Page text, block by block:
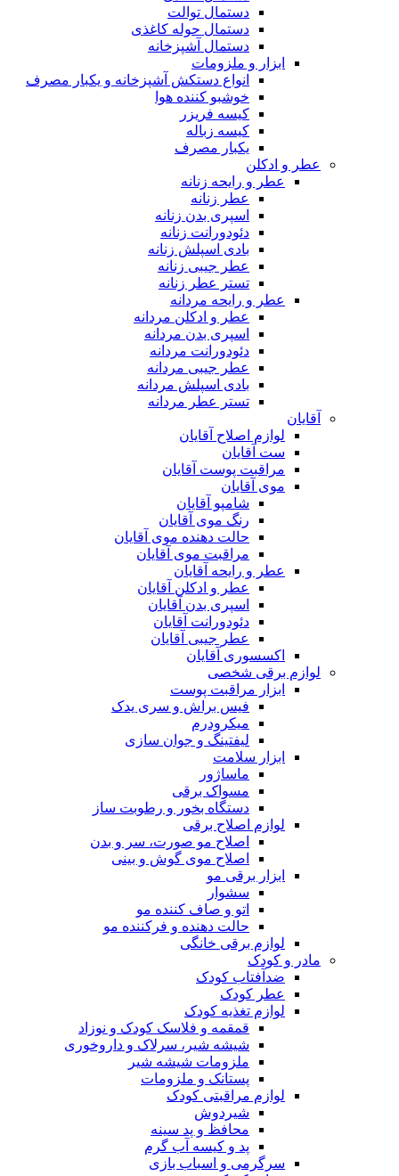
دستمال توالت
دستمال حوله کاغذی
دستمال آشپزخانه
ابزار و ملزومات
انواع دستکش آشپزخانه و یکبار مصرف
خوشبو کننده هوا
کیسه فریزر
کیسه زباله
یکبار مصرف
عطر و ادکلن
عطر و رایحه زنانه
عطر زنانه
اسپری بدن زنانه
دئودورانت زنانه
بادی اسپلش زنانه
عطر جیبی زنانه
تستر عطر زنانه
عطر و رایحه مردانه
عطر و ادکلن مردانه
اسپری بدن مردانه
دئودورانت مردانه
عطر جیبی مردانه
بادی اسپلش مردانه
تستر عطر مردانه
آقایان
لوازم اصلاح آقایان
ست آقایان
مراقبت پوست آقایان
موی آقایان
شامپو آقایان
رنگ موی آقایان
حالت دهنده موی آقایان
مراقبت موی آقایان
عطر و رایحه آقایان
عطر و ادکلن آقایان
اسپری بدن آقایان
دئودورانت آقایان
عطر جیبی آقایان
اکسسوری آقایان
لوازم برقی شخصی
ابزار مراقبت پوست
فیس براش و سری یدک
میکرودرم
لیفتینگ و جوان سازی
ابزار سلامت
ماساژور
مسواک برقی
دستگاه بخور و رطوبت ساز
لوازم اصلاح برقی
اصلاح مو صورت، سر و بدن
اصلاح موی گوش و بینی
ابزار برقی مو
سشوار
اتو و صاف کننده مو
حالت دهنده و فرکننده مو
لوازم برقی خانگی
مادر و کودک
ضدآفتاب کودک
عطر کودک
لوازم تغذیه کودک
قمقمه و فلاسک کودک و نوزاد
شیشه شیر، سرلاک و داروخوری
ملزومات شیشه شیر
پستانک و ملزومات
لوازم مراقبتی کودک
شیردوش
محافظ و پد سینه
پد و کیسه آب گرم
سرگرمی و اسباب بازی